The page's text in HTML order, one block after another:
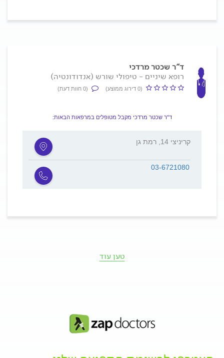
ד"ר שכטר מרדכי
רופא שיניים - טיפולי שורש (אנדודונטיה)
(0 דירוג ממוצע) (0 חוות דעת)
ד"ר שכטר מרדכי מקבל מטופלים במרפאות הבאות:
קריניצי 14, רמת גן
03-6721080
טען עוד